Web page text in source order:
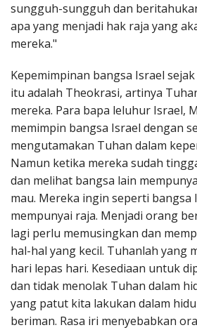
sungguh-sungguh dan
apa yang menjadi hak raja yang
mereka."
Kepemimpinan bangsa Israel
itu adalah Theokrasi, artinya
mereka. Para bapa leluhur Israel,
memimpin bangsa Israel dengan
mengutamakan Tuhan dalam
Namun ketika mereka sudah
dan melihat bangsa lain
mau. Mereka ingin seperti bangsa
mempunyai raja. Menjadi orang
lagi perlu memusingkan dan
hal-hal yang kecil. Tuhanlah yang
hari lepas hari. Kesediaan untuk
dan tidak menolak Tuhan dalam
yang patut kita lakukan dalam
beriman. Rasa iri menyebabkan